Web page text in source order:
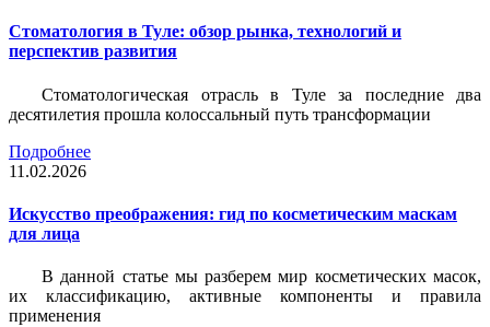
Стоматология в Туле: обзор рынка, технологий и
перспектив развития
Стоматологическая отрасль в Туле за последние два
десятилетия прошла колоссальный путь трансформации
Подробнее
11.02.2026
Искусство преображения: гид по косметическим маскам
для лица
В данной статье мы разберем мир косметических масок,
их классификацию, активные компоненты и правила
применения